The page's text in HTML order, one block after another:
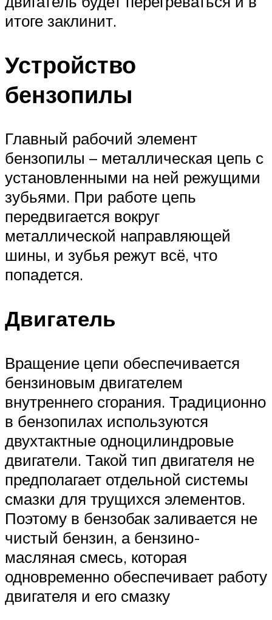
итоге заклинит.
Устройство
бензопилы
Главный рабочий элемент
бензопилы – металлическая цепь с
установленными на ней режущими
зубьями. При работе цепь
передвигается вокруг
металлической направляющей
шины, и зубья режут всё, что
попадется.
Двигатель
Вращение цепи обеспечивается
бензиновым двигателем
внутреннего сгорания. Традиционно
в бензопилах используются
двухтактные одноцилиндровые
двигатели. Такой тип двигателя не
предполагает отдельной системы
смазки для трущихся элементов.
Поэтому в бензобак заливается не
чистый бензин, а бензино-
масляная смесь, которая
одновременно обеспечивает работу
двигателя и его смазку